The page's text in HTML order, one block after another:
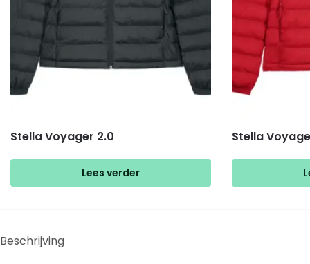
Stella Voyager 2.0
Lees verder
Stella
Beschrijving